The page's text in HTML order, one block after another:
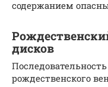
содержанием
дисков
рождественского